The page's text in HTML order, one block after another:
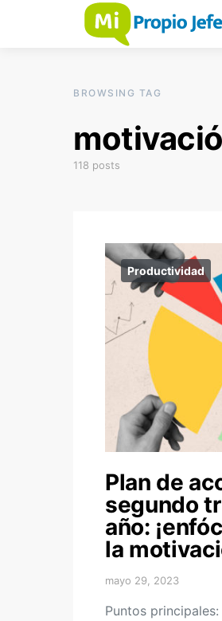
BROWSING TAG
118 posts
Productividad
Plan de
segundo
año:
la
mayo 29, 2023
Puntos